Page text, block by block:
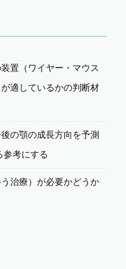
置（ワイヤー・マウス
適しているかの判断材
の顎の成長方向を予測
参考にする
治療）が必要かどうか